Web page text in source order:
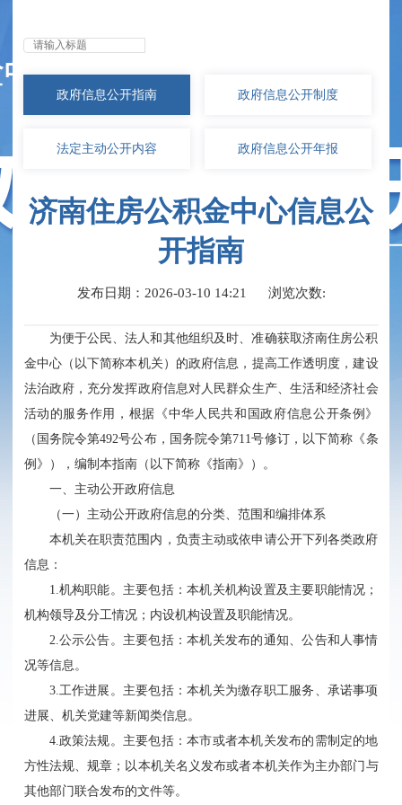
政府信息公开指南 政府信息公开制度
法定主动公开内容 政府信息公开年报
济南住房公积金中心信息公
开指南
发布日期：2026-03-10 14:21 浏览次数:
为便于公民、法人和其他组织及时、准确获取济南住房公积
金中心（以下简称本机关）的政府信息，提高工作透明度，建设
法治政府，充分发挥政府信息对人民群众生产、生活和经济社会
活动的服务作用，根据《中华人民共和国政府信息公开条例》
（国务院令第492号公布，国务院令第711号修订，以下简称《条
例》），编制本指南（以下简称《指南》）。
一、主动公开政府信息
（一）主动公开政府信息的分类、范围和编排体系
本机关在职责范围内，负责主动或依申请公开下列各类政府
信息：
1.机构职能。主要包括：本机关机构设置及主要职能情况；
机构领导及分工情况；内设机构设置及职能情况。
2.公示公告。主要包括：本机关发布的通知、公告和人事情
况等信息。
3.工作进展。主要包括：本机关为缴存职工服务、承诺事项
进展、机关党建等新闻类信息。
4.政策法规。主要包括：本市或者本机关发布的需制定的地
方性法规、规章；以本机关名义发布或者本机关作为主办部门与
其他部门联合发布的文件等。